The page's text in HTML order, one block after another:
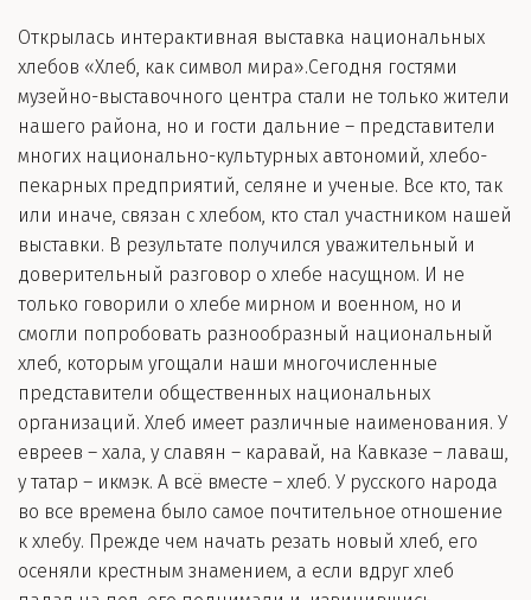
Открылась интерактивная выставка национальных
хлебов «Хлеб, как символ мира».Сегодня гостями
музейно-выставочного центра стали не только жители
нашего района, но и гости дальние – представители
многих национально-культурных автономий, хлебо-
пекарных предприятий, селяне и ученые. Все кто, так
или иначе, связан с хлебом, кто стал участником нашей
выставки. В результате получился уважительный и
доверительный разговор о хлебе насущном. И не
только говорили о хлебе мирном и военном, но и
смогли попробовать разнообразный национальный
хлеб, которым угощали наши многочисленные
представители общественных национальных
организаций. Хлеб имеет различные наименования. У
евреев – хала, у славян – каравай, на Кавказе – лаваш,
у татар – икмэк. А всё вместе – хлеб. У русского народа
во все времена было самое почтительное отношение
к хлебу. Прежде чем начать резать новый хлеб, его
осеняли крестным знамением, а если вдруг хлеб